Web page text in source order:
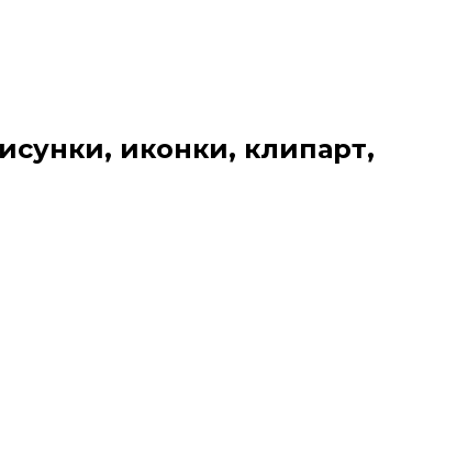
иконки, клипарт,